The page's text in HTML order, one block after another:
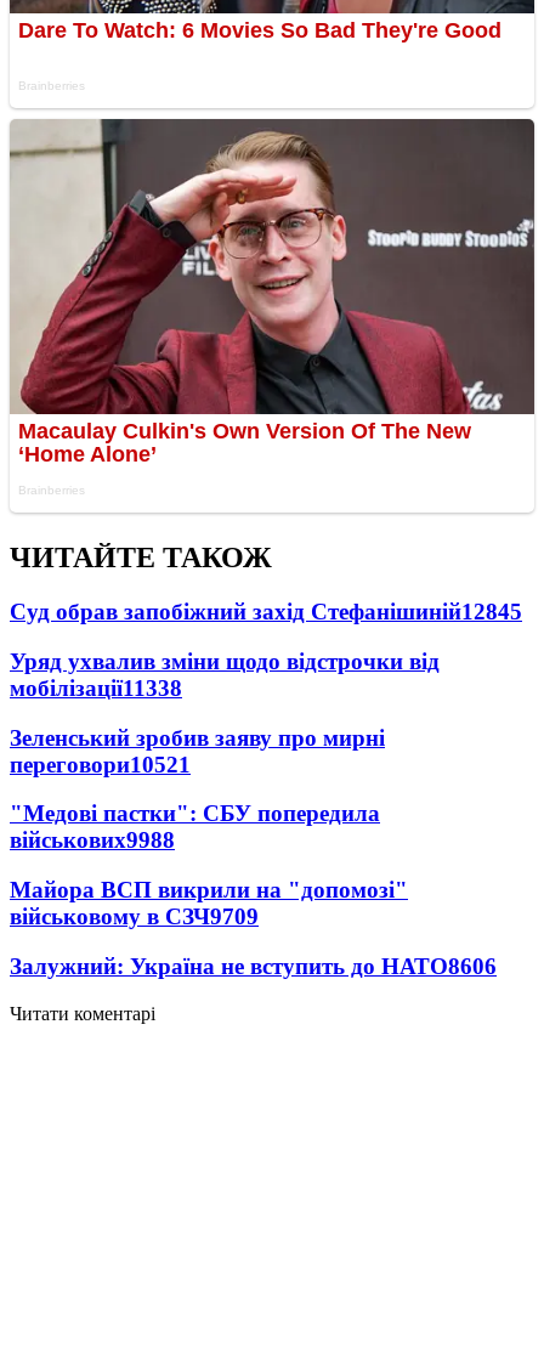
ЧИТАЙТЕ ТАКОЖ
Суд обрав запобіжний захід Стефанішиній12845
Уряд ухвалив зміни щодо відстрочки від
мобілізації11338
Зеленський зробив заяву про мирні
переговори10521
"Медові пастки": СБУ попередила
військових9988
Майора ВСП викрили на "допомозі"
військовому в СЗЧ9709
Залужний: Україна не вступить до НАТО8606
Читати коментарі